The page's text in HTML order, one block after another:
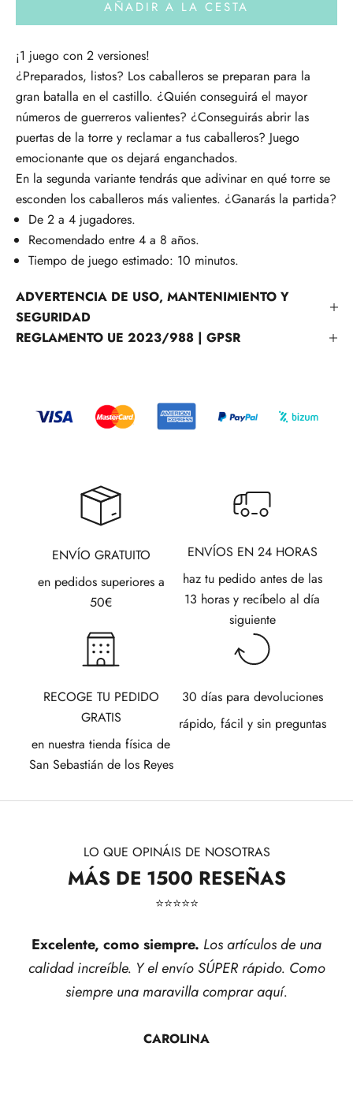
AÑADIR A LA CESTA
¡1 juego con 2 versiones!
¿Preparados, listos? Los caballeros se preparan para la
gran batalla en el castillo. ¿Quién conseguirá el mayor
números de guerreros valientes? ¿Conseguirás abrir las
puertas de la torre y reclamar a tus caballeros? Juego
emocionante que os dejará enganchados.
En la segunda variante tendrás que adivinar en qué torre se
esconden los caballeros más valientes. ¿Ganarás la partida?
De 2 a 4 jugadores.
Recomendado entre 4 a 8 años.
Tiempo de juego estimado: 10 minutos.
ADVERTENCIA DE USO, MANTENIMIENTO Y
SEGURIDAD
REGLAMENTO UE 2023/988 | GPSR
ENVÍO GRATUITO
en pedidos superiores a
50€
ENVÍOS EN 24 HORAS
haz tu pedido antes de las
13 horas y recíbelo al día
siguiente
RECOGE TU PEDIDO
GRATIS
en nuestra tienda física de
San Sebastián de los Reyes
30 días para devoluciones
rápido, fácil y sin preguntas
LO QUE OPINÁIS DE NOSOTRAS
MÁS DE 1500 RESEÑAS
⭐​⭐​⭐​⭐​⭐​
Excelente, como siempre. Los artículos de una
calidad increíble. Y el envío SÚPER rápido. Como
siempre una maravilla comprar aquí.
CAROLINA